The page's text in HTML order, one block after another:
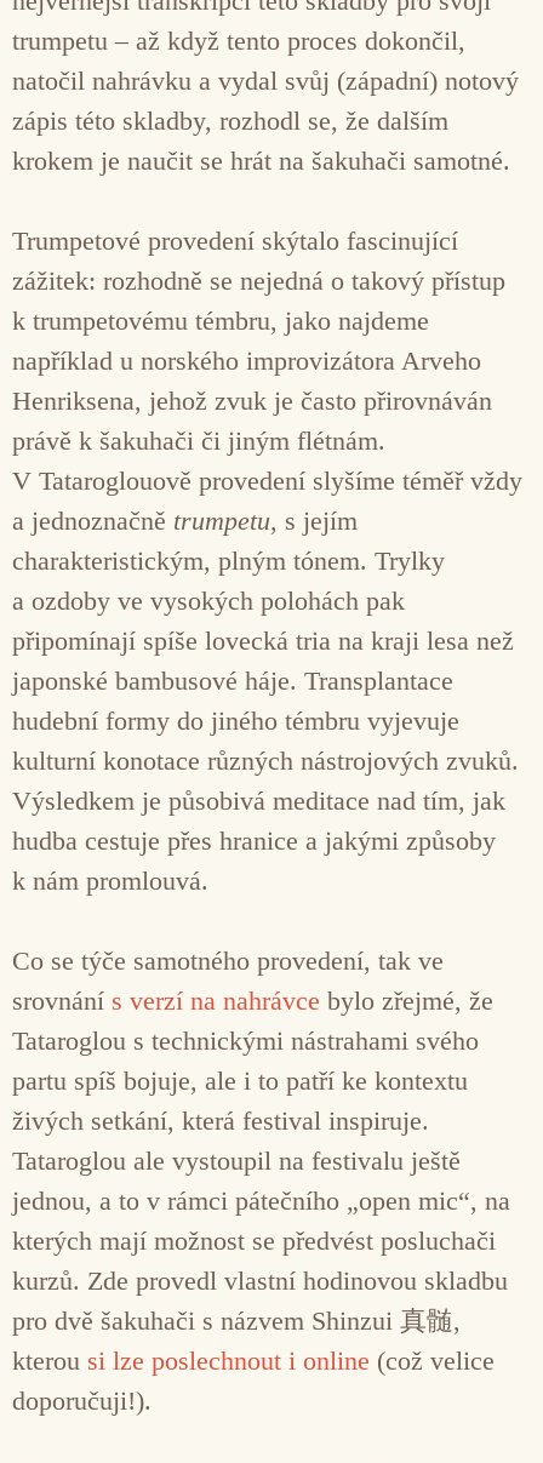
trumpetu – až když tento proces dokončil,
natočil nahrávku a vydal svůj (západní) notový
zápis této skladby, rozhodl se, že dalším
krokem je naučit se hrát na šakuhači samotné.
Trumpetové provedení skýtalo fascinující
zážitek: rozhodně se nejedná o takový přístup
k trumpetovému témbru, jako najdeme
například u norského improvizátora Arveho
Henriksena, jehož zvuk je často přirovnáván
právě k šakuhači či jiným flétnám.
V Tataroglouově provedení slyšíme téměř vždy
a jednoznačně trumpetu, s jejím
charakteristickým, plným tónem. Trylky
a ozdoby ve vysokých polohách pak
připomínají spíše lovecká tria na kraji lesa než
japonské bambusové háje. Transplantace
hudební formy do jiného témbru vyjevuje
kulturní konotace různých nástrojových zvuků.
Výsledkem je působivá meditace nad tím, jak
hudba cestuje přes hranice a jakými způsoby
k nám promlouvá.
Co se týče samotného provedení, tak ve
srovnání s verzí na nahrávce bylo zřejmé, že
Tataroglou s technickými nástrahami svého
partu spíš bojuje, ale i to patří ke kontextu
živých setkání, která festival inspiruje.
Tataroglou ale vystoupil na festivalu ještě
jednou, a to v rámci pátečního „open mic“, na
kterých mají možnost se předvést posluchači
kurzů. Zde provedl vlastní hodinovou skladbu
pro dvě šakuhači s názvem Shinzui 真髄,
kterou si lze poslechnout i online (což velice
doporučuji!).